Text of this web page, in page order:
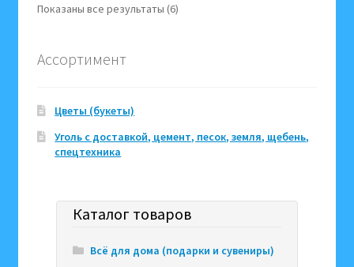
Показаны все результаты (6)Цены:
Ассортимент
Цветы (букеты)
Уголь с доставкой, цемент, песок, земля, щебень,
спецтехника
Каталог товаров
Всё для дома (подарки и сувениры)